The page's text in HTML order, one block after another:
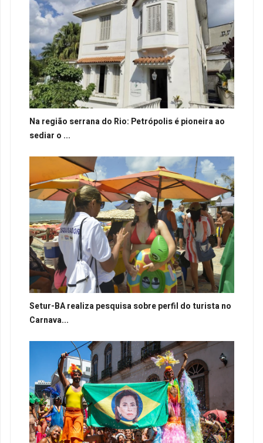
Na região serrana do Rio: Petrópolis é pioneira ao
sediar o ...
Setur-BA realiza pesquisa sobre perfil do turista no
Carnava...